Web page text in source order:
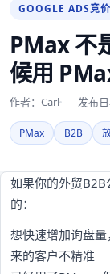
GOOGLE ADS竞
PMax 不
候用
作者：Carl 发布
PMax B2B
如果你的外贸
的：
想快速增加询盘
来的客户不精准